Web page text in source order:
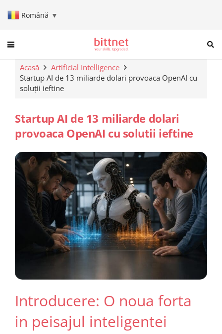
Română ▼
When autocomplete results
Acasă
Artificial Intelligence
Startup AI de 13 miliarde dolari provoaca OpenAI cu
soluții ieftine
Startup AI de 13 miliarde dolari
provoaca OpenAI cu solutii ieftine
Introducere: O noua forta
in peisajul inteligentei